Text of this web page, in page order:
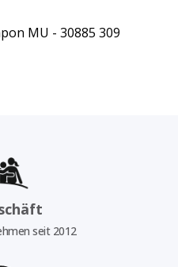
MU - 30885 309
seit 2012